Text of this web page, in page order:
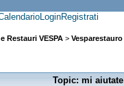
LoginRegistrati
Restauri VESPA >
Topic: mi